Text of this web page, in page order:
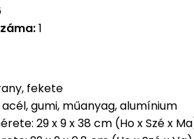
1
fekete
gumi, műanyag, alumínium
29 x 9 x 38 cm (Ho x Szé x